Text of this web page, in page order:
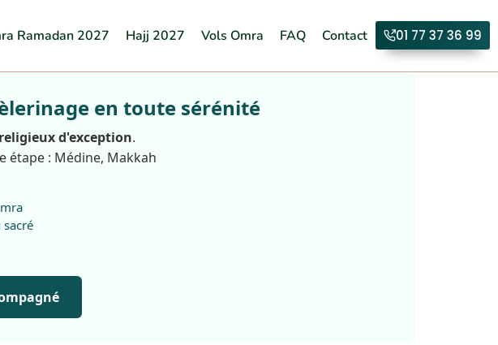
Ramadan 2027 Hajj 2027 Vols Omra FAQ Contact 01 77 37 36 99
en toute sérénité
d'exception.
étape : Médine, Makkah